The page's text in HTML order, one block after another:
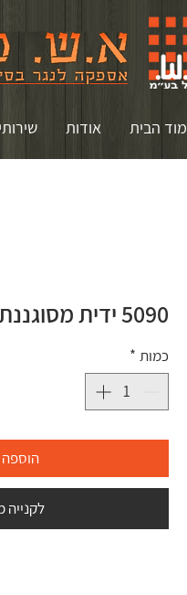
הבית אודות
5090 ידית מסוגננת
כמות *
לקנייה